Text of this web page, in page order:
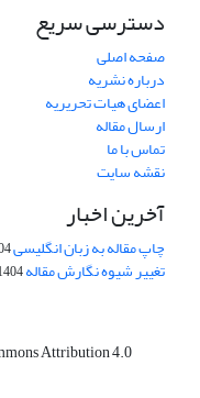
دسترسی سریع
صفحه اصلی
درباره نشریه
اعضای هیات تحریریه
ارسال مقاله
تماس با ما
نقشه سایت
آخرین اخبار
چاپ مقاله به زبان انگلیسی26
تغییر شیوه نگارش مقاله10-01
Attribution 4.0